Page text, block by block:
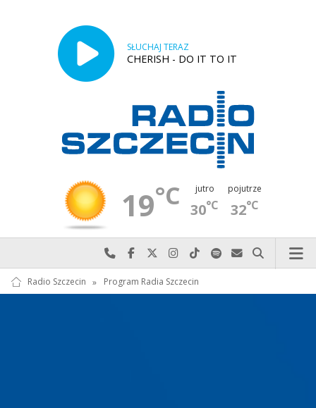
SŁUCHAJ TERAZ
CHERISH - DO IT TO IT
19°C jutro
30°C
pojutrze
32°C
Najlepiej po prostu do nas zadzwoń
Odwiedź nas na Facebook-u
Odwiedź nas na X
Odwiedź nas na Instagram-ie
Odwiedź nas na TikTok-u
Szukaj nas na Spotify
Wyślij do nas
Szukaj
Radio Szczecin » Program Radia Szczecin